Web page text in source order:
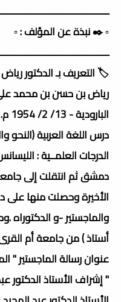
▫️ ✒️ نبذة عن المؤلف : ▫️
🏷️ التعريف بـ الدكتور
رياض بن حسن بن محمد
البارودية - 13/ 2/ 1954 م.
درس اللغة العربية (النحو
الدرجات العلمــية :
دمشق ثم انتقلت إلى
الأخيرة وحصلت منها على
والماجستير -و
أستاذ ) من جامعة أم
عنوان رسالة الماجستير "
" إشراف الأستاذ